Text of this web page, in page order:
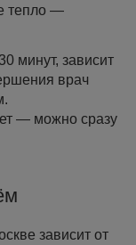
тепло —
минут, зависит
врач
— можно сразу
зависит от